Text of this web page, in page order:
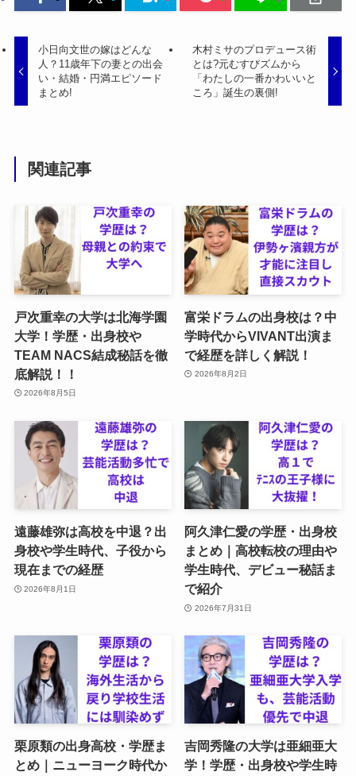
小日向文世の嫁はどんな
人？11歳年下の妻との出会
い・結婚・円満エピソード
まとめ!
木村ミサのプロデュース術
とは?元むすびズムから
「わたしの一番かわいいと
ころ」誕生の裏側!
関連記事
戸次重幸の大学は北海学園
大学！学歴・出身校や
TEAM NACS結成秘話を徹
底解説！！
2026年8月5日
富栄ドラムの出身校は？中
学時代からVIVANT出演ま
で経歴を詳しく解説！
2026年8月2日
遠藤雄弥は高校を中退？出
身校や学生時代、子役から
現在までの経歴
2026年8月1日
阿久津仁愛の学歴・出身校
まとめ｜高校転校の理由や
学生時代、デビュー秘話ま
で紹介
2026年7月31日
栗原類の出身高校・学歴ま
とめ｜ニューヨーク時代か
吉岡秀隆の大学は亜細亜大
学！学歴・出身校や学生時